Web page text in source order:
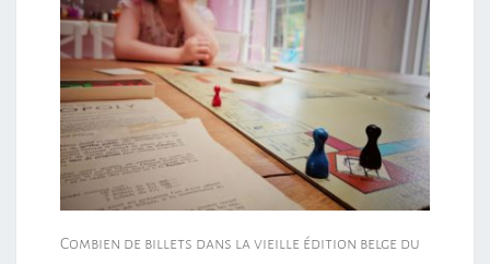
Combien de billets dans la vieille édition belge du